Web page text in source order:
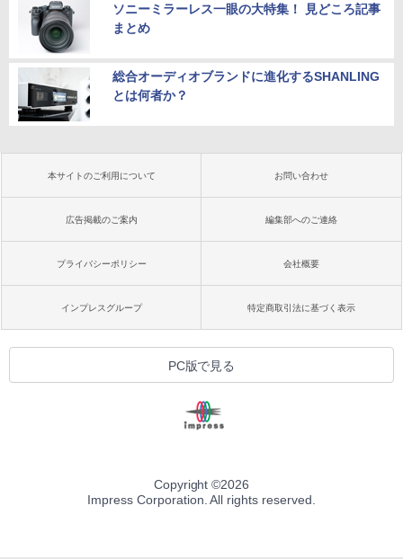
ソニーミラーレス一眼の大特集！ 見どころ記事
まとめ
総合オーディオブランドに進化するSHANLING
とは何者か？
本サイトのご利用について お問い合わせ
広告掲載のご案内 編集部へのご連絡
プライバシーポリシー 会社概要
インプレスグループ 特定商取引法に基づく表示
PC版で見る
Copyright ©2026
Impress Corporation. All rights reserved.